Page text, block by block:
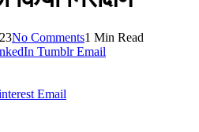
No Comments1 Min Read
Tumblr Email
Email